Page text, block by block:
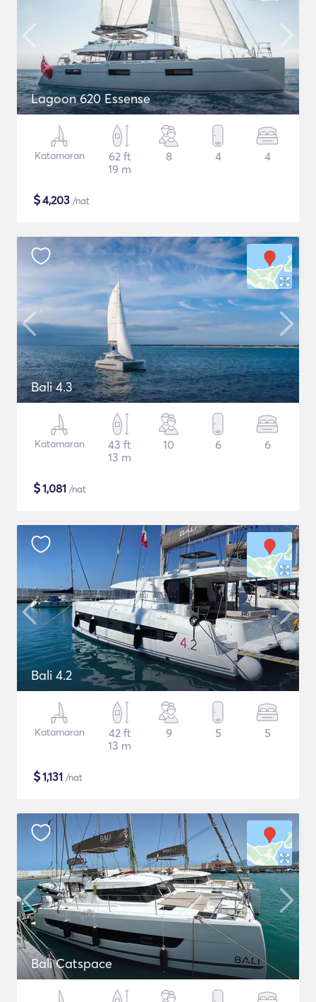
Lagoon 620 Essense
Katamaran
62 ft
19 m
8 4 4
$4,203 /nat
Bali 4.3
Katamaran
43 ft
13 m
10 6 6
$1,081 /nat
Bali 4.2
Katamaran
42 ft
13 m
9 5 5
$1,131 /nat
Bali Catspace